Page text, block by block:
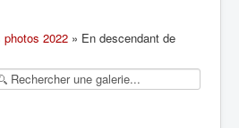
photos 2022 » En descendant de